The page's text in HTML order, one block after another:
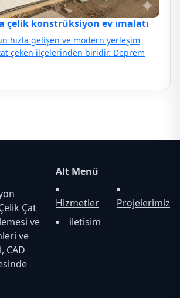
çelik konstrüksiyon ev ımalatı
hızla gelişen ve modern yerleşim
çeken ilçelerinden biridir. Deprem
Çat
ve
ve
CAD
Alt Menü
Hizmetler
Projelerimiz
iletisim